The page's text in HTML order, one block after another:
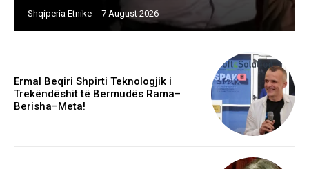
Shqiperia Etnike - 7 August 2026
Ermal Beqiri Shpirti Teknologjik i
Trekëndëshit të Bermudës Rama–
Berisha–Meta!